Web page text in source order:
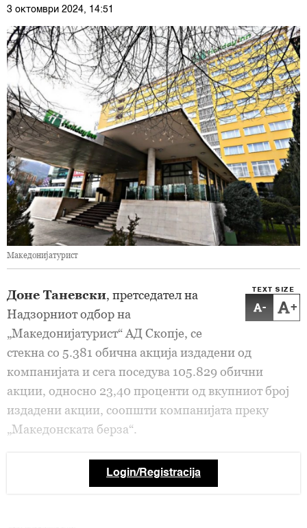
3 октомври 2024, 14:51
Македонијатурист
TEXT SIZE
- +
Доне Таневски, претседател на
Надзорниот одбор на
„Македонијатурист“ АД Скопје, се
стекна со 5.381 обична акција издадени од
компанијата и сега поседува 105.829 обични
акции, односно 23,40 проценти од вкупниот број
издадени акции, соопшти компанијата преку
„Македонската берза“.
Login/Registracija